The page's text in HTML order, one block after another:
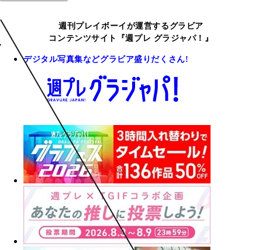
週刊プレイボーイが運営するグラビア
コンテンツサイト『週プレ グラジャパ！』
デジタル写真集などグラビア盛りだくさん!